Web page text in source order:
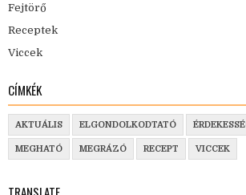
Fejtörő
Receptek
Viccek
CÍMKÉK
AKTUÁLIS ELGONDOLKODTATÓ
MEGHATÓ MEGRÁZÓ RECEPT VICCEK